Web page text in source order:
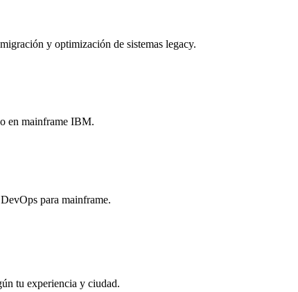
y optimización de sistemas legacy.
en mainframe IBM.
para mainframe.
tu experiencia y ciudad.